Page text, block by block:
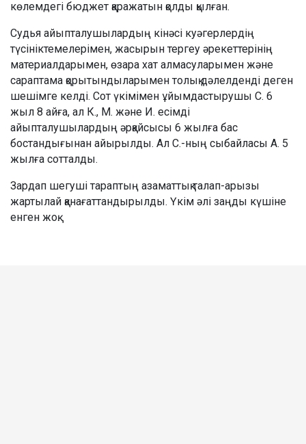
көлемдегі бюджет қаражатын қолды қылған.
Судья айыпталушылардың кінәсі куәгерлердің
түсініктемелерімен, жасырын тергеу әрекеттерінің
материалдарымен, өзара хат алмасуларымен және
сараптама қорытындыларымен толық дәлелденді деген
шешімге келді. Сот үкімімен ұйымдастырушы С. 6
жыл 8 айға, ал К., М. және И. есімді
айыпталушылардың әрқайсысы 6 жылға бас
бостандығынан айырылды. Ал С.-ның сыбайласы А. 5
жылға сотталды.
Зардап шегуші тараптың азаматтық талап-арызы
жартылай қанағаттандырылды. Үкім әлі заңды күшіне
енген жоқ.